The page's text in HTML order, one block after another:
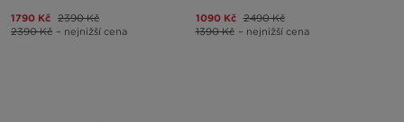
1790 Kč 2390 Kč
2390 Kč – nejnižší cena
1090 Kč 2490 Kč
1390 Kč – nejnižší cena